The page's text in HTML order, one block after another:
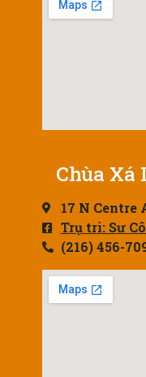
Chùa
17 N Centre
Trụ trì: Sư
(216) 456-